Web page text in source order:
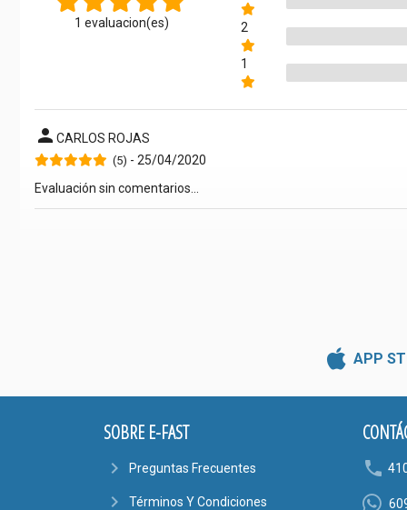
1 evaluacion(es) 2
1
person CARLOS ROJAS
(5) - 25/04/2020
Evaluación sin comentarios...
APP
SOBRE E-FAST
navigate_next Preguntas Frecuentes
navigate_next Términos Y Condiciones
phone